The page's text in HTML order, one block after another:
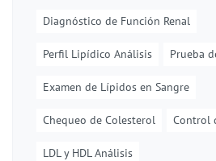
Diagnóstico de Función Renal
Perfil Lipídico Análisis Prueba
Examen de Lípidos en Sangre
Chequeo de Colesterol Control
LDL y HDL Análisis